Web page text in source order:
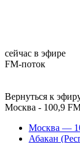
сейчас в эфире
FM-поток
Вернуться к
Москва - 100,9
Москва —
Абакан